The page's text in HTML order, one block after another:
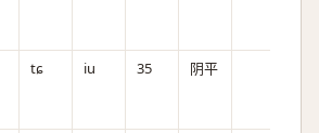
tɕ iu 35 阴平